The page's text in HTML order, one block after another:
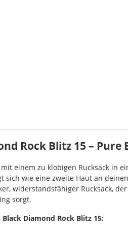
Rock Blitz 15 –
einem zu klobigen Rucksack in
sich wie eine zweite Haut an
widerstandsfähiger Rucksack,
sorgt.
Diamond Rock Blitz 15: